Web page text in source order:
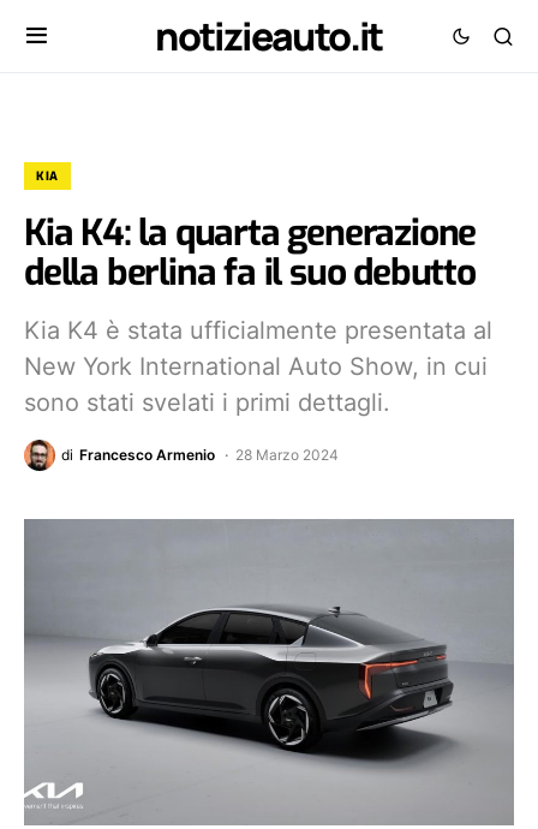
notizieauto.it
KIA
Kia K4: la quarta generazione
della berlina fa il suo debutto
Kia K4 è stata ufficialmente presentata al
New York International Auto Show, in cui
sono stati svelati i primi dettagli.
di Francesco Armenio 28 Marzo 2024